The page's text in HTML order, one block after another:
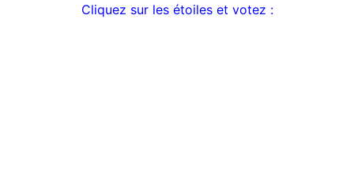
Cliquez sur les étoiles et votez :